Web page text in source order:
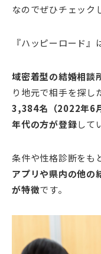
なのでぜひチェック
『ハッピーロード』
域密着型の結婚相談
り地元で相手を探し
3,384名（2022年6
年代の方が登録して
条件や性格診断をも
アプリや県内の他の
が特徴です。